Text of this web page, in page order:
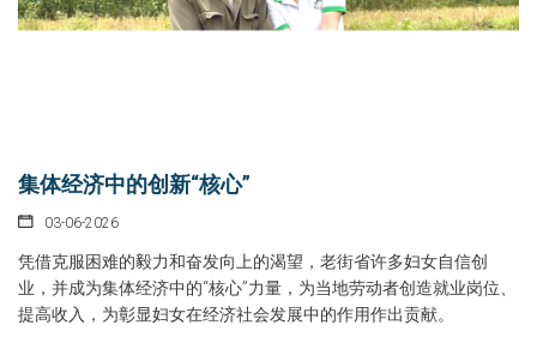
集体经济中的创新“核心”
03-06-2026
凭借克服困难的毅力和奋发向上的渴望，老街省许多妇女自信创
业，并成为集体经济中的“核心”力量，为当地劳动者创造就业岗位、
提高收入，为彰显妇女在经济社会发展中的作用作出贡献。